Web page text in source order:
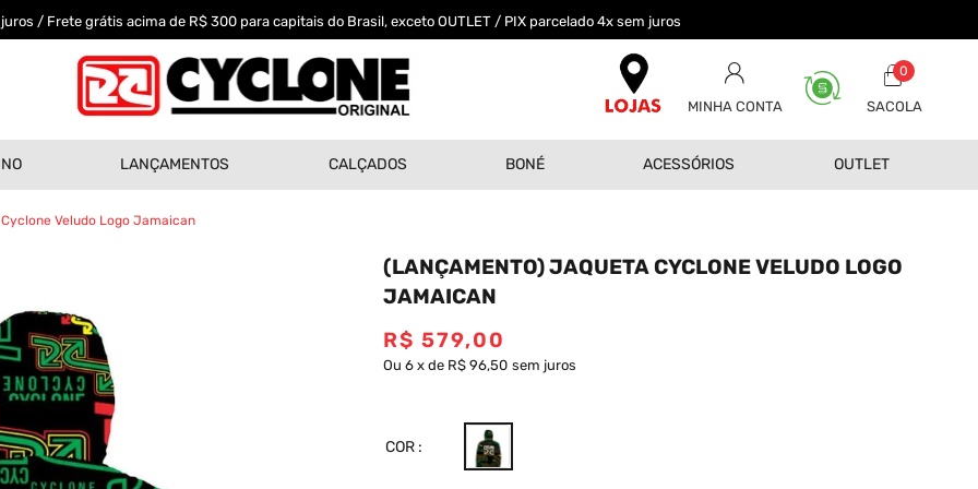
/ Frete grátis acima de R$ 300 para capitais do Brasil, exceto OUTLET / PIX parcelado 4x sem juros
MINHA CONTA
0
LANÇAMENTOS CALÇADOS BONÉ ACESSÓRIOS OUTLET
Veludo Logo Jamaican
(LANÇAMENTO) JAQUETA CYCLONE VELUDO LOGO
JAMAICAN
R$ 579,00
Ou6 x de R$ 96,50 sem juros
COR